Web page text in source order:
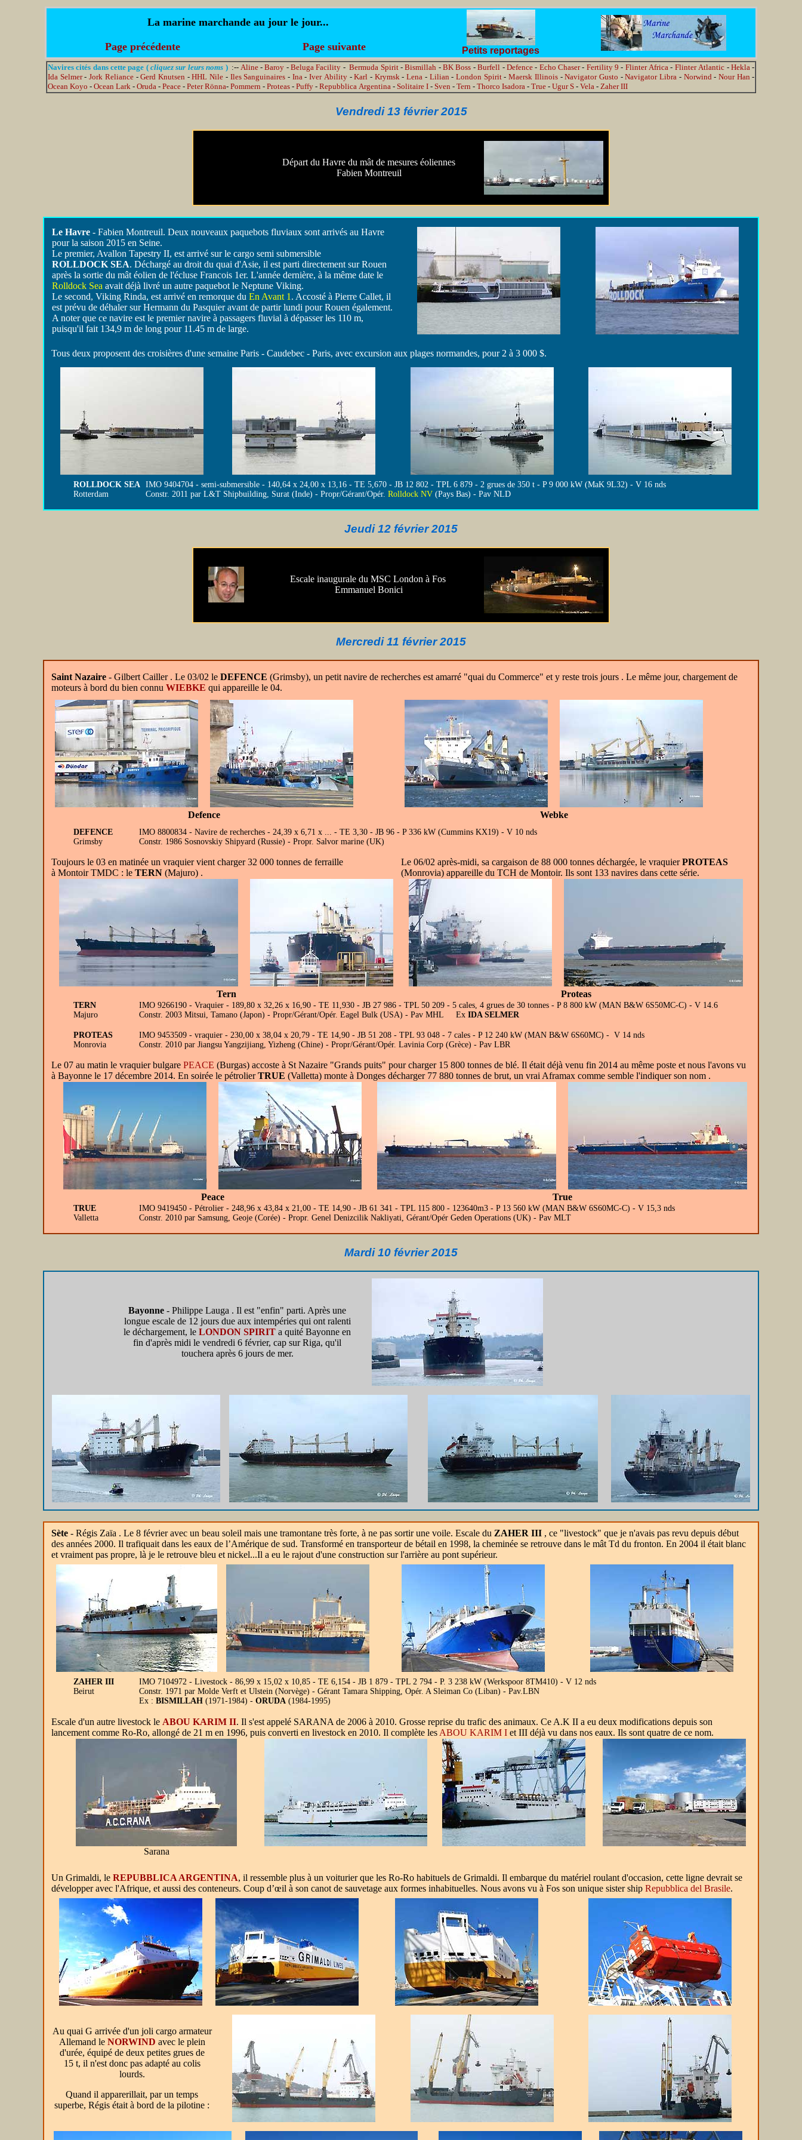
La marine marchande au jour le jour...
Petits reportages
Page précédente Page suivante
Navires cités dans cette page (cliquez sur leurs noms ) :-- Aline-Baroy - Beluga Facility -Bermuda Spirit-Bismillah -BK Boss -Burfell - Defence- Echo Chaser- Fertility 9 - Flinter Africa - Flinter Atlantic - Hekla-
Ida Selmer-Jork Reliance-Gerd Knutsen -HHL Nile - Iles Sanguinaires - Ina-Iver Ability-Karl - Krymsk-Lena - Lilian - London Spirit-Maersk Illinois-Navigator Gusto -Navigator Libra - Norwind- Nour Han -
Ocean Koyo - Ocean Lark - Oruda - Peace - Peter Rönna- Pommern - Proteas - Puffy - Repubblica Argentina - Solitaire I - Sven - Tern - Thorco Isadora - True - Ugur S - Vela - Zaher III
Vendredi 13 février 2015
Départ du Havre du mât de mesures éoliennes
Fabien Montreuil
Le Havre - Fabien Montreuil. Deux nouveaux paquebots fluviaux sont arrivés au Havre
pour la saison 2015 en Seine.
Le premier, Avallon Tapestry II, est arrivé sur le cargo semi submersible
ROLLDOCK SEA. Déchargé au droit du quai d'Asie, il est parti directement sur Rouen
après la sortie du mât éolien de l'écluse Francois 1er. L'année dernière, à la même date le
Rolldock Sea avait déjà livré un autre paquebot le Neptune Viking.
Le second, Viking Rinda, est arrivé en remorque du En Avant 1 . Accosté à Pierre Callet, il
est prévu de déhaler sur Hermann du Pasquier avant de partir lundi pour Rouen également.
A noter que ce navire est le premier navire à passagers fluvial à dépasser les 110 m,
puisqu'il fait 134,9 m de long pour 11.45 m de large.
Tous deux proposent des croisières d'une semaine Paris - Caudebec - Paris, avec excursion aux plages normandes, pour 2 à 3 000 $.
ROLLDOCK SEA
Rotterdam
IMO 9404704 - semi-submersible - 140,64 x 24,00 x 13,16 - TE 5,670 - JB 12 802 - TPL 6 879 - 2 grues de 350 t - P 9 000 kW (MaK 9L32) - V 16 nds
Constr. 2011 par L&T Shipbuilding, Surat (Inde) - Propr/Gérant/Opér. Rolldock NV (Pays Bas) - Pav NLD
Jeudi 12 février 2015
Escale inaugurale du MSC London à Fos.
Emmanuel Bonici
Mercredi 11 février 2015
Saint Nazaire - Gilbert Cailler . Le 03/02 le DEFENCE (Grimsby), un petit navire de recherches est amarré "quai du Commerce" et y reste trois jours . Le même jour, chargement de
moteurs à bord du bien connu WIEBKE qui appareille le 04.
Defence Webke
DEFENCE
Grimsby
IMO 8800834 - Navire de recherches - 24,39 x 6,71 x ... - TE 3,30 - JB 96 - P 336 kW (Cummins KX19) - V 10 nds
Constr. 1986 Sosnovskiy Shipyard (Russie) - Propr. Salvor marine (UK)
Toujours le 03 en matinée un vraquier vient charger 32 000 tonnes de ferraille
à Montoir TMDC : le TERN (Majuro) .
Le 06/02 après-midi, sa cargaison de 88 000 tonnes déchargée, le vraquierPROTEAS
(Monrovia) appareille du TCH de Montoir. Ils sont 133 navires dans cette série.
Tern Proteas
TERN
Majuro
IMO 9266190 - Vraquier - 189,80 x 32,26 x 16,90 - TE 11,930 - JB 27 986 - TPL 50 209 - 5 cales, 4 grues de 30 tonnes - P 8 800 kW (MAN B&W 6S50MC-C) - V 14.6
Constr. 2003 Mitsui, Tamano (Japon) - Propr/Gérant/Opér. Eagel Bulk (USA) - Pav MHL Ex IDA SELMER
PROTEAS
Monrovia
IMO 9453509 - vraquier - 230,00 x 38,04 x 20,79 - TE 14,90 - JB 51 208 - TPL 93 048 - 7 cales - P 12 240 kW (MAN B&W 6S60MC) - V 14 nds
Constr. 2010 par Jiangsu Yangzijiang, Yizheng (Chine) - Propr/Gérant/Opér. Lavinia Corp (Grèce) - Pav LBR
Le 07 au matin le vraquier bulgare PEACE (Burgas) accoste à St Nazaire "Grands puits" pour charger 15 800 tonnes de blé. Il était déjà venu fin 2014 au même poste et nous l'avons vu
à Bayonne le 17 décembre 2014. En soirée le pétrolierTRUE (Valletta) monte à Donges décharger 77 880 tonnes de brut, un vrai Aframax comme semble l'indiquer son nom .
Peace True
TRUE
Valletta
IMO 9419450 - Pétrolier - 248,96 x 43,84 x 21,00 - TE 14,90 - JB 61 341 - TPL 115 800 - 123640m3 - P 13 560 kW (MAN B&W 6S60MC-C) - V 15,3 nds
Constr. 2010 par Samsung, Geoje (Corée) - Propr. Genel Denizcilik Nakliyati, Gérant/Opér Geden Operations (UK) - Pav MLT
Mardi 10 février 2015
Bayonne - Philippe Lauga . Il est "enfin" parti. Après une
longue escale de 12 jours due aux intempéries qui ont ralenti
le déchargement, le LONDON SPIRIT a quité Bayonne en
fin d'après midi le vendredi 6 février, cap sur Riga, qu'il
touchera après 6 jours de mer.
Sète - Régis Zaïa . Le 8 février avec un beau soleil mais une tramontane très forte, à ne pas sortir une voile. Escale du ZAHER III , ce "livestock" que je n'avais pas revu depuis début
des années 2000. Il trafiquait dans les eaux de l’Amérique de sud. Transformé en transporteur de bétail en 1998, la cheminée se retrouve dans le mât Td du fronton. En 2004 il était blanc
et vraiment pas propre, là je le retrouve bleu et nickel...Il a eu le rajout d'une construction sur l'arrière au pont supérieur.
ZAHER III
Beirut
IMO 7104972 - Livestock - 86,99 x 15,02 x 10,85 - TE 6,154 - JB 1 879 - TPL 2 794 - P. 3 238 kW (Werkspoor 8TM410) - V 12 nds
Constr. 1971 par Molde Verft et Ulstein (Norvège) - Gérant Tamara Shipping, Opér. A Sleiman Co (Liban) - Pav.LBN
Ex : BISMILLAH (1971-1984) - ORUDA (1984-1995)
Escale d'un autre livestock le ABOU KARIM II. Il s'est appelé SARANA de 2006 à 2010. Grosse reprise du trafic des animaux. Ce A.K II a eu deux modifications depuis son
lancement comme Ro-Ro, allongé de 21 m en 1996, puis converti en livestock en 2010. Il complète les ABOU KARIM I et III déjà vu dans nos eaux. Ils sont quatre de ce nom.
Sarana
Un Grimaldi, le REPUBBLICA ARGENTINA, il ressemble plus à un voiturier que les Ro-Ro habituels de Grimaldi. Il embarque du matériel roulant d'occasion, cette ligne devrait se
développer avec l'Afrique, et aussi des conteneurs. Coup d’œil à son canot de sauvetage aux formes inhabituelles. Nous avons vu à Fos son unique sister ship Repubblica del Brasile.
Au quai G arrivée d'un joli cargo armateur
Allemand le NORWIND avec le plein
d'urée, équipé de deux petites grues de
15 t, il n'est donc pas adapté au colis
lourds.
Quand il apparerillait, par un temps
superbe, Régis était à bord de la pilotine :